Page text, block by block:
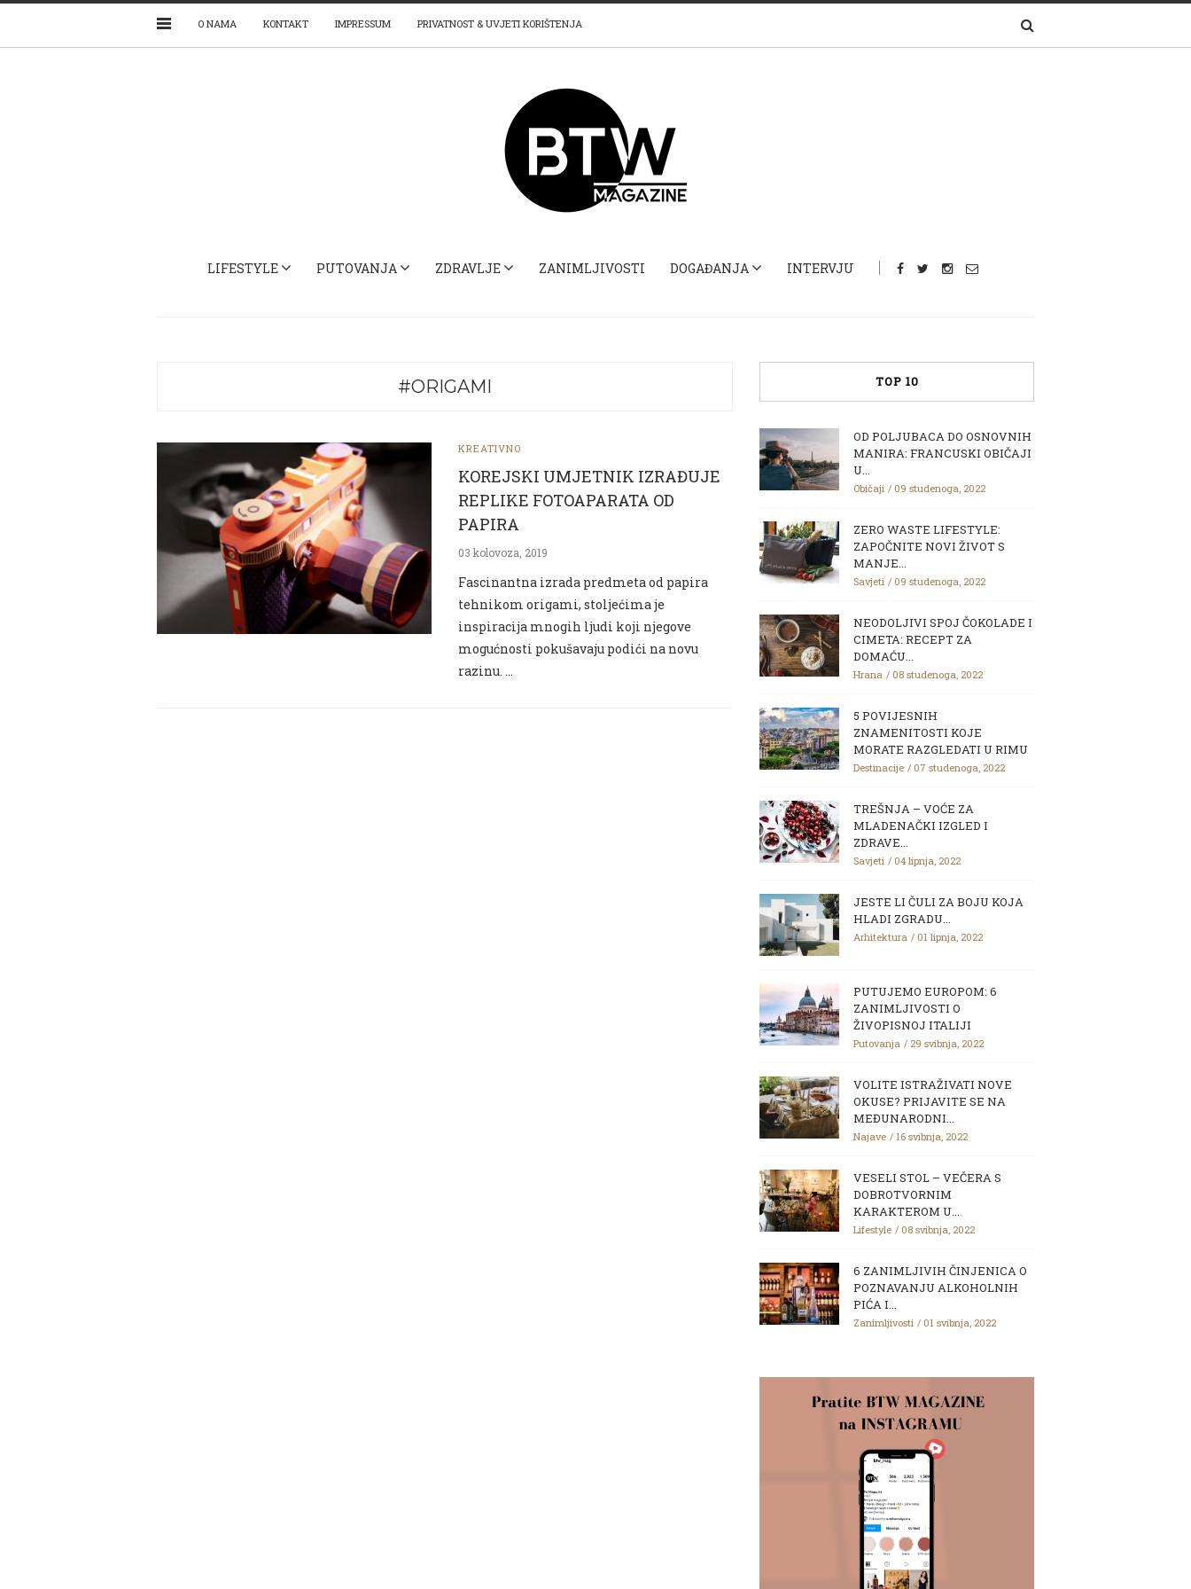
O NAMA KONTAKT IMPRESSUM PRIVATNOST & UVJETI KORIŠTENJA
LIFESTYLE PUTOVANJA ZDRAVLJE ZANIMLJIVOSTI DOGAĐANJA INTERVJU
#ORIGAMI
KREATIVNO
KOREJSKI UMJETNIK IZRAĐUJE
REPLIKE FOTOAPARATA OD
PAPIRA
03 kolovoza, 2019
Fascinantna izrada predmeta od papira
tehnikom origami, stoljećima je
inspiracija mnogih ljudi koji njegove
mogućnosti pokušavaju podići na novu
razinu. …
TOP 10
OD POLJUBACA DO OSNOVNIH
MANIRA: FRANCUSKI OBIČAJI
U...
Običaji 09 studenoga, 2022
ZERO WASTE LIFESTYLE:
ZAPOČNITE NOVI ŽIVOT S
MANJE...
Savjeti 09 studenoga, 2022
NEODOLJIVI SPOJ ČOKOLADE I
CIMETA: RECEPT ZA
DOMAĆU...
Hrana 08 studenoga, 2022
5 POVIJESNIH
ZNAMENITOSTI KOJE
MORATE RAZGLEDATI U RIMU
Destinacije 07 studenoga, 2022
TREŠNJA – VOĆE ZA
MLADENAČKI IZGLED I
ZDRAVE...
Savjeti 04 lipnja, 2022
JESTE LI ČULI ZA BOJU KOJA
HLADI ZGRADU...
Arhitektura 01 lipnja, 2022
PUTUJEMO EUROPOM: 6
ZANIMLJIVOSTI O
ŽIVOPISNOJ ITALIJI
Putovanja 29 svibnja, 2022
VOLITE ISTRAŽIVATI NOVE
OKUSE? PRIJAVITE SE NA
MEĐUNARODNI...
Najave 16 svibnja, 2022
VESELI STOL – VEČERA S
DOBROTVORNIM
KARAKTEROM U...
Lifestyle 08 svibnja, 2022
6 ZANIMLJIVIH ČINJENICA O
POZNAVANJU ALKOHOLNIH
PIĆA I...
Zanimljivosti 01 svibnja, 2022